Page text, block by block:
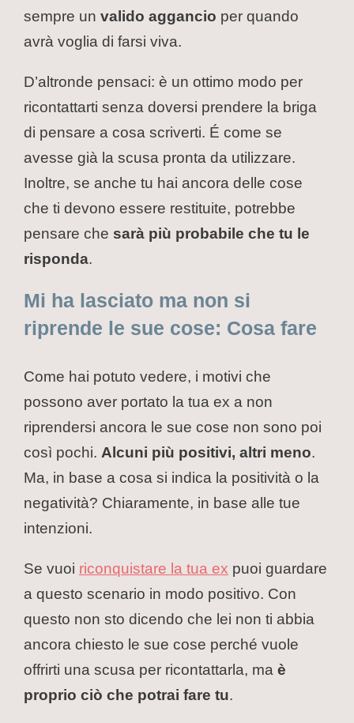
sempre un valido aggancio per quando
avrà voglia di farsi viva.
D’altronde pensaci: è un ottimo modo per
ricontattarti senza doversi prendere la briga
di pensare a cosa scriverti. É come se
avesse già la scusa pronta da utilizzare.
Inoltre, se anche tu hai ancora delle cose
che ti devono essere restituite, potrebbe
pensare che sarà più probabile che tu le
risponda.
Mi ha lasciato ma non si
riprende le sue cose: Cosa fare
Come hai potuto vedere, i motivi che
possono aver portato la tua ex a non
riprendersi ancora le sue cose non sono poi
così pochi. Alcuni più positivi, altri meno.
Ma, in base a cosa si indica la positività o la
negatività? Chiaramente, in base alle tue
intenzioni.
Se vuoi riconquistare la tua ex puoi guardare
a questo scenario in modo positivo. Con
questo non sto dicendo che lei non ti abbia
ancora chiesto le sue cose perché vuole
offrirti una scusa per ricontattarla, ma è
proprio ciò che potrai fare tu.